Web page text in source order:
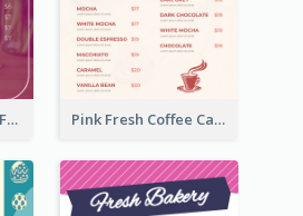
Purple Juice Photo Fresh Drink Menu Pink Fresh Coffee Cafe Photo Simple Menu